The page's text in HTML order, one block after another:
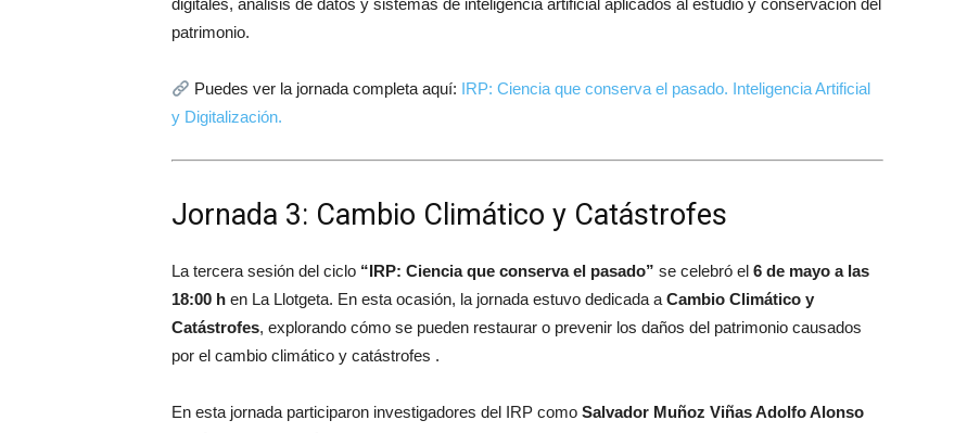
digitales, análisis de datos y sistemas de inteligencia artificial aplicados al estudio y conservación del
patrimonio.
Puedes ver la jornada completa aquí: IRP: Ciencia que conserva el pasado. Inteligencia Artificial
y Digitalización.
Jornada 3: Cambio Climático y Catástrofes
La tercera sesión del ciclo “IRP: Ciencia que conserva el pasado” se celebró el 6 de mayo a las
18:00 h en La Llotgeta. En esta ocasión, la jornada estuvo dedicada a Cambio Climático y
Catástrofes, explorando cómo se pueden restaurar o prevenir los daños del patrimonio causados
por el cambio climático y catástrofes .
En esta jornada participaron investigadores del IRP como Salvador Muñoz Viñas Adolfo Alonso